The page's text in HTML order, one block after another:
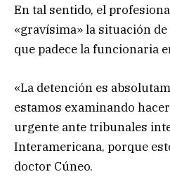
En tal sentido, el
«gravísima» la situación
que padece la funcionaria
«La detención es
estamos examinando
urgente ante tribunales
Interamericana, porque
doctor Cúneo.